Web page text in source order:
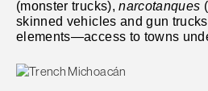
(monster trucks),narcotanques
skinned vehicles and gun
elements—access to towns